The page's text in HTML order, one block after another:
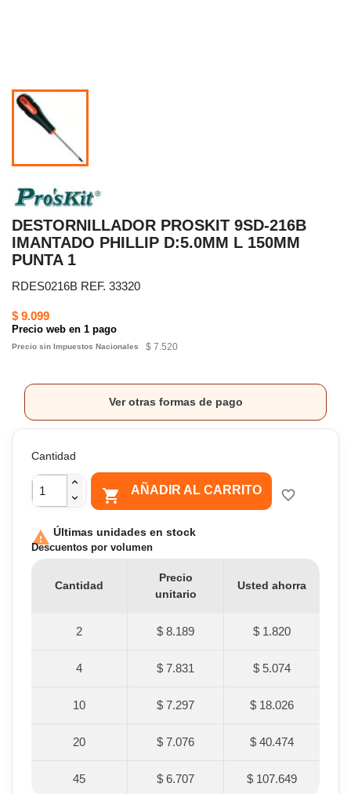
DESTORNILLADOR PROSKIT 9SD-216B
IMANTADO PHILLIP D:5.0MM L 150MM
PUNTA 1
RDES0216B REF. 33320
$ 9.099
Precio web en 1 pago
Precio sin Impuestos Nacionales $ 7.520
Ver otras formas de pago
Cantidad
 AÑADIR AL CARRITO favorite_border
 Últimas unidades en stock
Descuentos por volumen
Cantidad
Precio
unitario
Usted ahorra
2 $ 8.189 $ 1.820
4 $ 7.831 $ 5.074
10 $ 7.297 $ 18.026
20 $ 7.076 $ 40.474
45 $ 6.707 $ 107.649